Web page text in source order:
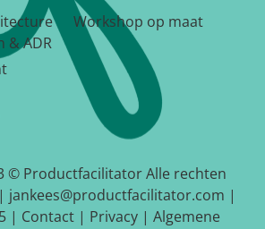
& ADR
Workshop op maat
© Productfacilitator Alle rechten
|
| Contact| Privacy| Algemene